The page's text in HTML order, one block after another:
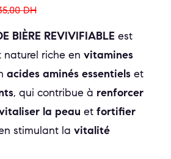
DH
BIÈRE REVIVIFIABLE est
riche en vitamines
acides aminés essentiels et
, qui contribue à renforcer
la peau et fortifier
stimulant la vitalité